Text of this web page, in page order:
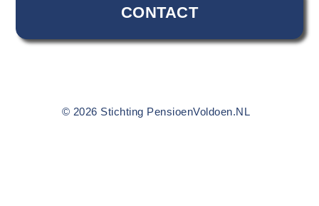
CONTACT
© 2026 Stichting PensioenVoldoen.NL